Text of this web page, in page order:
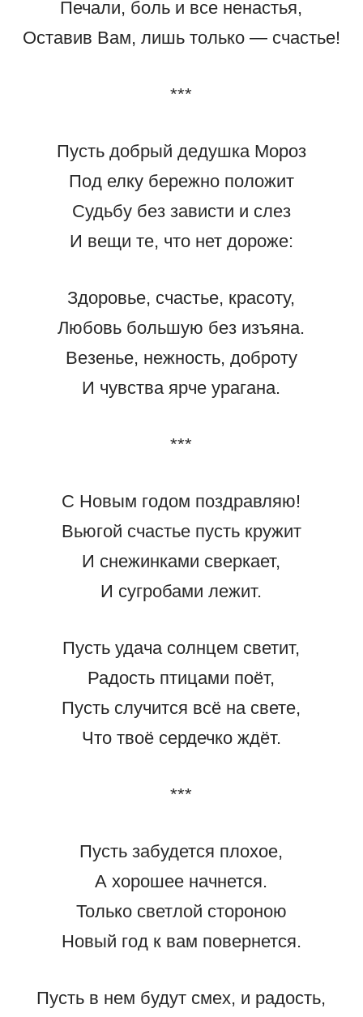
Печали, боль и все ненастья,
Оставив Вам, лишь только — счастье!
***
Пусть добрый дедушка Мороз
Под елку бережно положит
Судьбу без зависти и слез
И вещи те, что нет дороже:
Здоровье, счастье, красоту,
Любовь большую без изъяна.
Везенье, нежность, доброту
И чувства ярче урагана.
***
С Новым годом поздравляю!
Вьюгой счастье пусть кружит
И снежинками сверкает,
И сугробами лежит.
Пусть удача солнцем светит,
Радость птицами поёт,
Пусть случится всё на свете,
Что твоё сердечко ждёт.
***
Пусть забудется плохое,
А хорошее начнется.
Только светлой стороною
Новый год к вам повернется.
Пусть в нем будут смех, и радость,